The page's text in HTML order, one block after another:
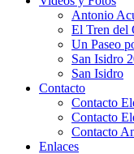
Antonio
El Tren del
Un Paseo
San Isidro
San Isidro
Contacto
Contacto
Contacto
Contacto
Enlaces